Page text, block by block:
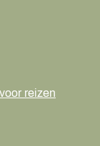
reizen